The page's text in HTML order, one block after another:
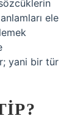
ele
yani bir tür